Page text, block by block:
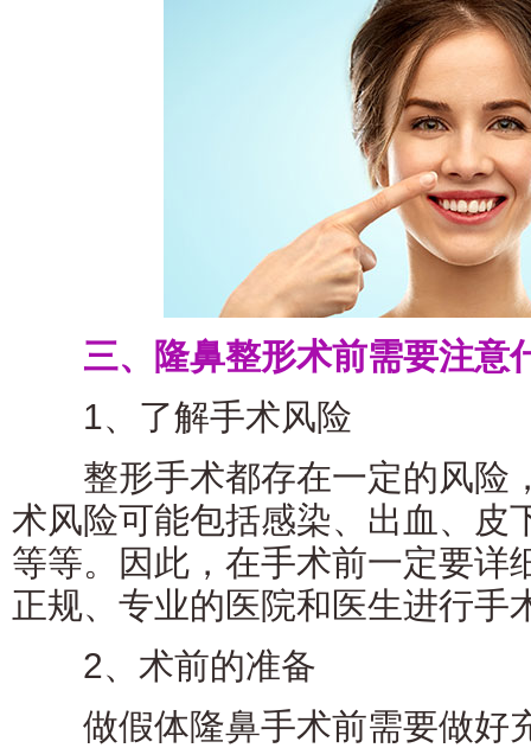
三、隆鼻整形术前需要注意
1、了解手术风险
整形手术都存在一定的风险
术风险可能包括感染、出血、皮
等等。因此，在手术前一定要详
正规、专业的医院和医生进行手
2、术前的准备
做假体隆鼻手术前需要做好